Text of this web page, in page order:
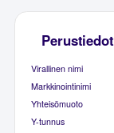
Perustiedot
Virallinen nimi
Markkinointinimi
Yhteisömuoto
Y-tunnus